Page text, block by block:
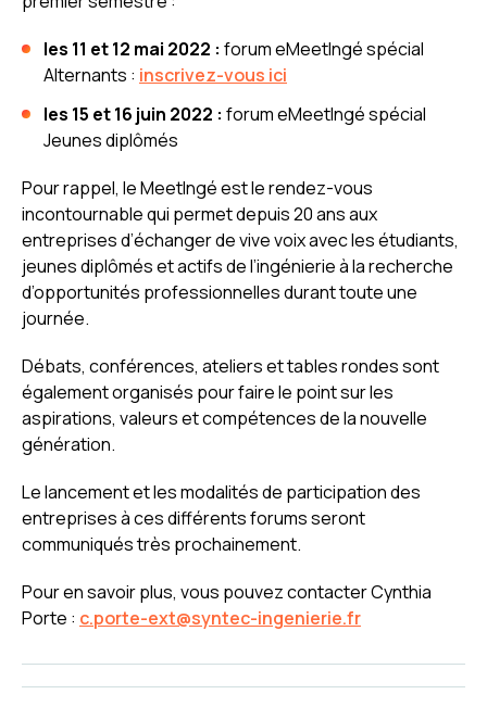
les 11 et 12 mai 2022 : forum eMeetIngé spécial
Alternants : inscrivez-vous ici
les 15 et 16 juin 2022 : forum eMeetIngé spécial
Jeunes diplômés
Pour rappel, le MeetIngé est le rendez-vous
incontournable qui permet depuis 20 ans aux
entreprises d’échanger de vive voix avec les étudiants,
jeunes diplômés et actifs de l’ingénierie à la recherche
d’opportunités professionnelles durant toute une
journée.
Débats, conférences, ateliers et tables rondes sont
également organisés pour faire le point sur les
aspirations, valeurs et compétences de la nouvelle
génération.
Le lancement et les modalités de participation des
entreprises à ces différents forums seront
communiqués très prochainement.
Pour en savoir plus, vous pouvez contacter Cynthia
Porte : c.porte-ext@syntec-ingenierie.fr